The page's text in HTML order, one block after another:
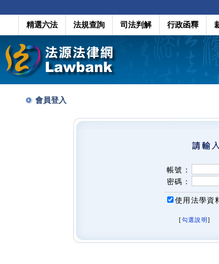
精選六法 法規查詢 司法判解 行政函釋
會員登入
帳號：
密碼：
使用法學資
[勾選說明 ]